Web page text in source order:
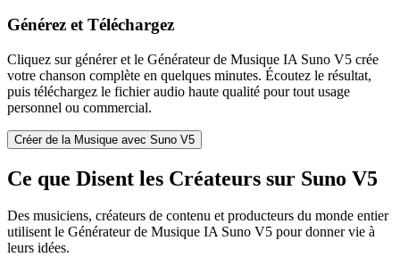
Générez et Téléchargez
Cliquez sur générer et le Générateur de Musique IA Suno V5 crée
votre chanson complète en quelques minutes. Écoutez le résultat,
puis téléchargez le fichier audio haute qualité pour tout usage
personnel ou commercial.
Créer de la Musique avec Suno V5
Ce que Disent les Créateurs sur Suno V5
Des musiciens, créateurs de contenu et producteurs du monde entier
utilisent le Générateur de Musique IA Suno V5 pour donner vie à
leurs idées.